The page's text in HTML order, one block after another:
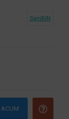
SaniBIN
ACUM